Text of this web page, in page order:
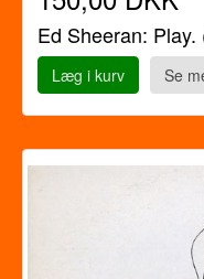
Ed Sheeran:
Læg i kurv Se